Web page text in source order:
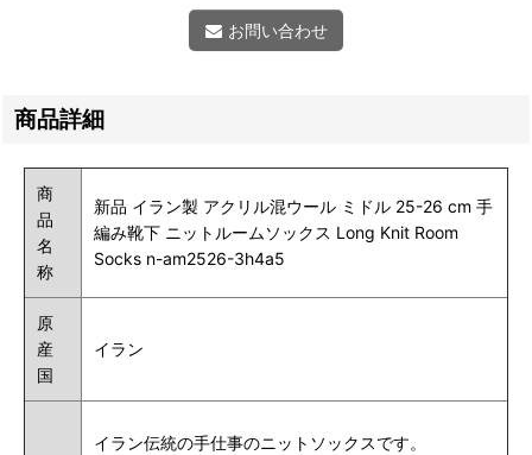
お問い合わせ
商品詳細
商
品
名
称
新品 イラン製 アクリル混ウール ミドル 25-26 cm 手
編み靴下 ニットルームソックス Long Knit Room
Socks n-am2526-3h4a5
原
産
国
イラン
イラン伝統の手仕事のニットソックスです。